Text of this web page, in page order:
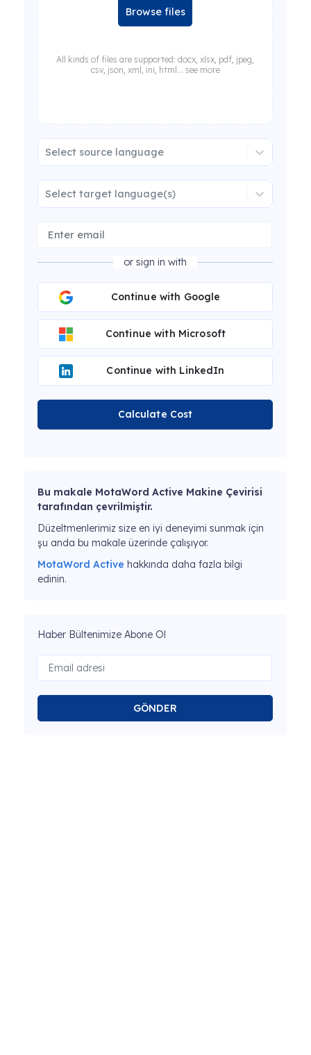
Browse files
All kinds of files are supported: docx, xlsx, pdf, jpeg,
csv, json, xml, ini, html... see more
Select source language
Select target language(s)
or sign in with
Continue with Google
Continue with Microsoft
Continue with LinkedIn
Calculate Cost
Bu makale MotaWord Active Makine Çevirisi
tarafından çevrilmiştir.
Düzeltmenlerimiz size en iyi deneyimi sunmak için
şu anda bu makale üzerinde çalışıyor.
MotaWord Active hakkında daha fazla bilgi
edinin.
Haber Bültenimize Abone Ol
GÖNDER